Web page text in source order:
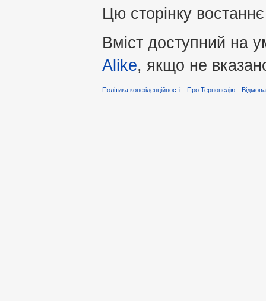
Цю сторінку
Вміст доступний на
Alike, якщо не
Політика конфіденційності Про Тернопедію Відмова